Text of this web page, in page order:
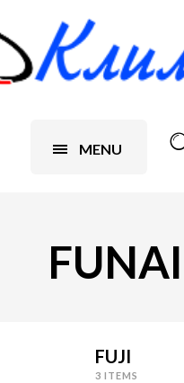
MENU
FUNAI
FUJI
3 ITEMS